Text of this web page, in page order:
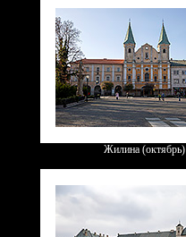
Жилина (октябрь)